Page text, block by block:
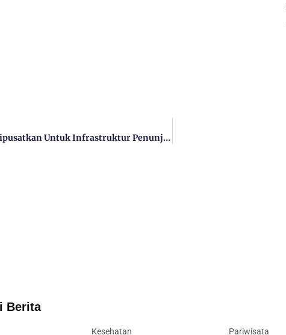
DPRD Sumenep: Anggaran 2026 Harus Dipusatkan Untuk Infrastruktur Penunjang Ekonomi
Berita
Kesehatan Pariwisata